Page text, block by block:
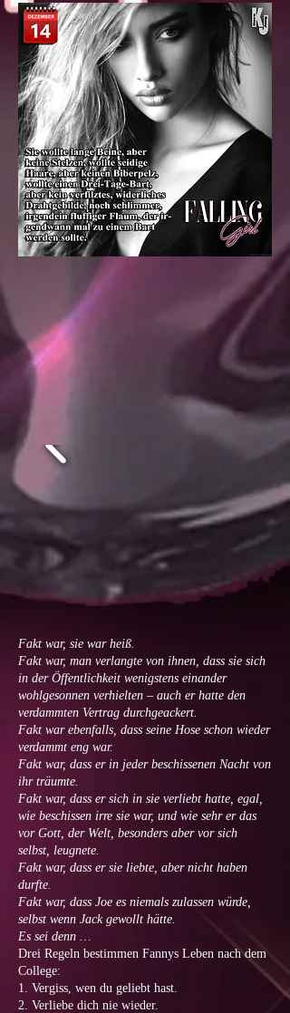
Fakt war, sie war heiß.
Fakt war, man verlangte von ihnen, dass sie sich
in der Öffentlichkeit wenigstens einander
wohlgesonnen verhielten – auch er hatte den
verdammten Vertrag durchgeackert.
Fakt war ebenfalls, dass seine Hose schon wieder
verdammt eng war.
Fakt war, dass er in jeder beschissenen Nacht von
ihr träumte.
Fakt war, dass er sich in sie verliebt hatte, egal,
wie beschissen irre sie war, und wie sehr er das
vor Gott, der Welt, besonders aber vor sich
selbst, leugnete.
Fakt war, dass er sie liebte, aber nicht haben
durfte.
Fakt war, dass Joe es niemals zulassen würde,
selbst wenn Jack gewollt hätte.
Es sei denn …
Drei Regeln bestimmen Fannys Leben nach dem
College:
1. Vergiss, wen du geliebt hast.
2. Verliebe dich nie wieder.